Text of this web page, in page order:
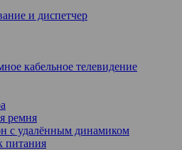
и диспетчер
кабельное телевидение
ремня
с удалённым динамиком
питания